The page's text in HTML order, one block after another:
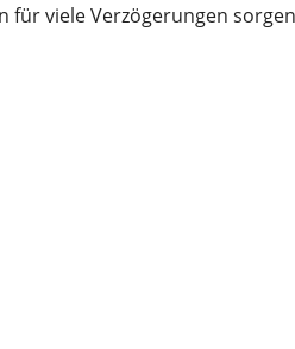
viele Verzögerungen